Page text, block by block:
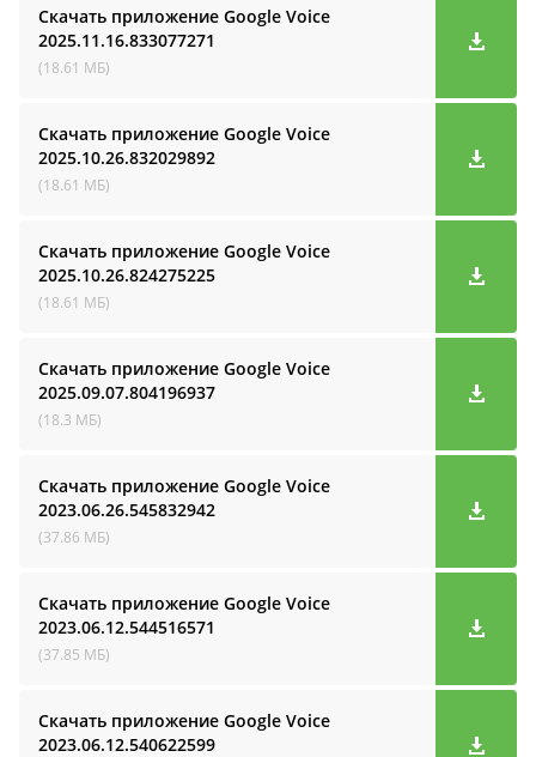
Скачать приложение Google Voice
2025.11.16.833077271
(18.61 МБ)
Скачать приложение Google Voice
2025.10.26.832029892
(18.61 МБ)
Скачать приложение Google Voice
2025.10.26.824275225
(18.61 МБ)
Скачать приложение Google Voice
2025.09.07.804196937
(18.3 МБ)
Скачать приложение Google Voice
2023.06.26.545832942
(37.86 МБ)
Скачать приложение Google Voice
2023.06.12.544516571
(37.85 МБ)
Скачать приложение Google Voice
2023.06.12.540622599